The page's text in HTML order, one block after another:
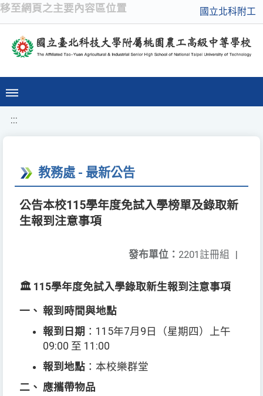
移至網頁之主要內容區位置 國立北科附工
:::
教務處 - 最新公告
公告本校115學年度免試入學榜單及錄取新
生報到注意事項
發布單位： 2201註冊組 |
🏛️ 115學年度免試入學錄取新生報到注意事項
一、 報到時間與地點
報到日期 ：115年7月9日（星期四）上午
09:00 至 11:00
報到地點 ：本校樂群堂
二、 應攜帶物品